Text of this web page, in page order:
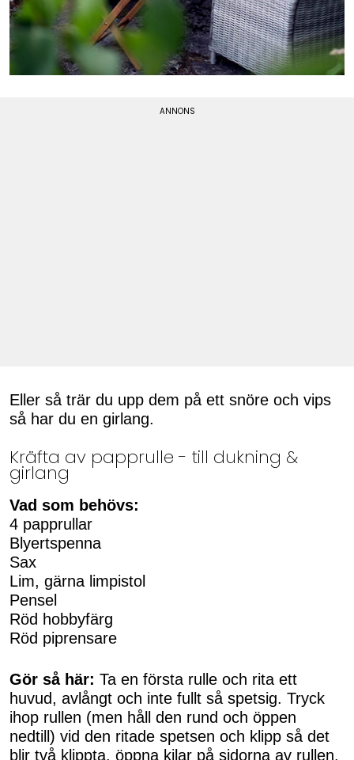
Eller så trär du upp dem på ett snöre och vips
så har du en girlang.
Kräfta av papprulle - till dukning &
girlang
Vad som behövs:
4 papprullar
Blyertspenna
Sax
Lim, gärna limpistol
Pensel
Röd hobbyfärg
Röd piprensare
Gör så här: Ta en första rulle och rita ett
huvud, avlångt och inte fullt så spetsig. Tryck
ihop rullen (men håll den rund och öppen
nedtill) vid den ritade spetsen och klipp så det
blir två klippta, öppna kilar på sidorna av rullen.